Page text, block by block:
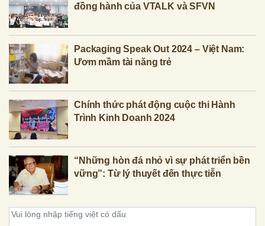
đồng hành của VTALK và SFVN
Packaging Speak Out 2024 – Việt Nam:
Ươm mầm tài năng trẻ
Chính thức phát động cuộc thi Hành
Trình Kinh Doanh 2024
“Những hòn đá nhỏ vì sự phát triển bền
vững”: Từ lý thuyết đến thực tiễn